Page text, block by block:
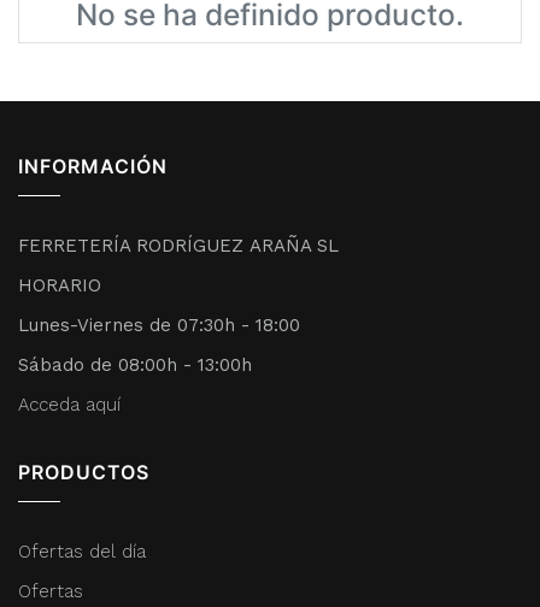
No se ha definido producto.
INFORMACIÓN
FERRETERÍA RODRÍGUEZ ARAÑA SL
HORARIO
Lunes-Viernes de 07:30h - 18:00
Sábado de 08:00h - 13:00h
Acceda aquí
PRODUCTOS
Ofertas del día
Ofertas